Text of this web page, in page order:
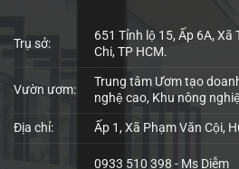
Trụ sở:
651 Tỉnh lộ 15, Ấp 6A,
Chi, TP HCM.
Vườn ươm:
Trung tâm Ươm tạo
nghệ cao, Khu nông
Địa chỉ: Ấp 1, Xã Phạm Văn Cội,
0933 510 398 - Ms Diễm